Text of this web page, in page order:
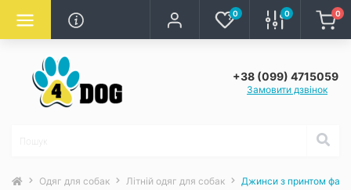
0 0 0
+38 (099) 4715059
Замовити дзвінок
Одяг для собак Літній одяг для собак Джинси з принтом